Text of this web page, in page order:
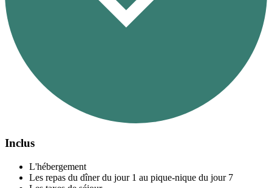
Inclus
L'hébergement
Les repas du dîner du jour 1 au pique-nique du jour 7